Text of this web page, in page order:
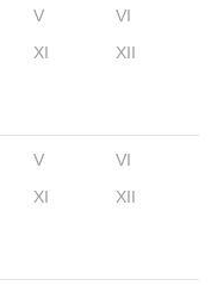
V
VI
XI XII
V
VI
XI XII